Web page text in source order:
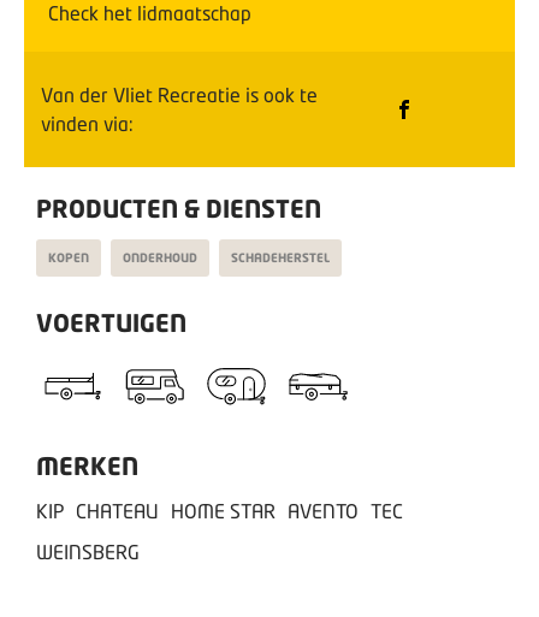
Check het lidmaatschap
Van der Vliet Recreatie is ook te
vinden via:
PRODUCTEN & DIENSTEN
KOPEN ONDERHOUD SCHADEHERSTEL
VOERTUIGEN
MERKEN
KIP CHATEAU HOME STAR AVENTO TEC
WEINSBERG